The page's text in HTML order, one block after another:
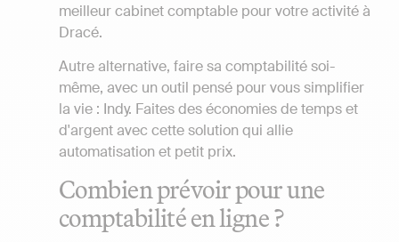
meilleur cabinet comptable pour votre activité à
Dracé.
Autre alternative, faire sa comptabilité soi-
même, avec un outil pensé pour vous simplifier
la vie : Indy. Faites des économies de temps et
d'argent avec cette solution qui allie
automatisation et petit prix.
Combien prévoir pour une
comptabilité en ligne ?